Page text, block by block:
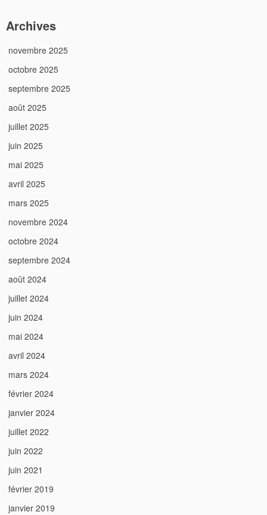
Archives
novembre 2025
octobre 2025
septembre 2025
août 2025
juillet 2025
juin 2025
mai 2025
avril 2025
mars 2025
novembre 2024
octobre 2024
septembre 2024
août 2024
juillet 2024
juin 2024
mai 2024
avril 2024
mars 2024
février 2024
janvier 2024
juillet 2022
juin 2022
juin 2021
février 2019
janvier 2019